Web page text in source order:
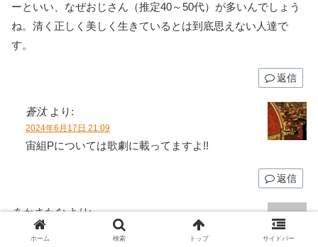
ーといい、なぜおじさん（推定40～50代）が多いんでしょう
ね。清く正しく美しく生きているとは到底思えない人達で
す。
返信
蒼汰 より:
2024年6月17日 21:09
宙組Pについては歌劇に載ってますよ!!
返信
あかさたな より:
2024年6月17日 20:05
ホーム 検索 トップ サイドバー